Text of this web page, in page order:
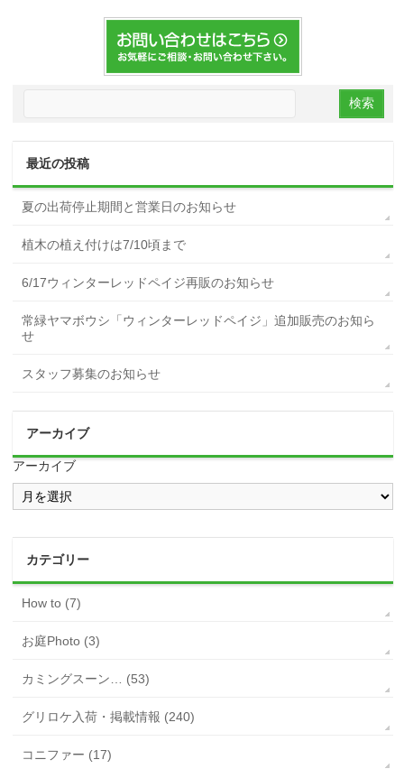
最近の投稿
夏の出荷停止期間と営業日のお知らせ
植木の植え付けは7/10頃まで
6/17ウィンターレッドペイジ再販のお知らせ
常緑ヤマボウシ「ウィンターレッドペイジ」追加販売のお知ら
せ
スタッフ募集のお知らせ
アーカイブ
アーカイブ
カテゴリー
How to (7)
お庭Photo (3)
カミングスーン… (53)
グリロケ入荷・掲載情報 (240)
コニファー (17)